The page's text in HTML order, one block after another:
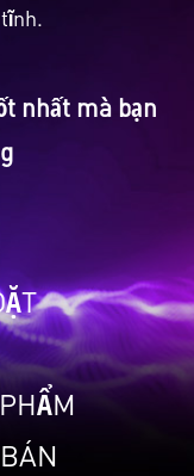
nhất mà bạn